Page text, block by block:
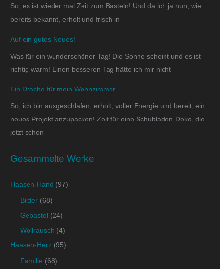
So, es ist wieder mal Zeit zum Basteln! Und da ich ja nun, wie
bereits bekannt, erholt und frisch in
Auf ein gutes Neues!
Was für ein wunderschöner Tag! Die Sonne scheint und es ist
richtig warm! Einen besseren Tag hätte ich mir nicht
Ein Drache für mein Wohnzimmer
So, ich bin ausgeschlafen, erholt, voller Energie und bereit, ein
neues Projekt anzupacken! Zeit für eine Schubladen-Deko, die
jetzt schon
Gesammelte Werke
Haasen-Hand (97)
Bilder (68)
Gebastel (24)
Wollrausch (4)
Haasen-Herz (95)
Familie (68)